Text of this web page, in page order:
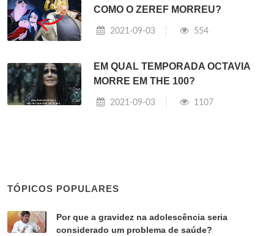
COMO O ZEREF MORREU?
2021-09-03 554
EM QUAL TEMPORADA OCTAVIA
MORRE EM THE 100?
2021-09-03 1107
TÓPICOS POPULARES
Por que a gravidez na adolescência seria
considerado um problema de saúde?